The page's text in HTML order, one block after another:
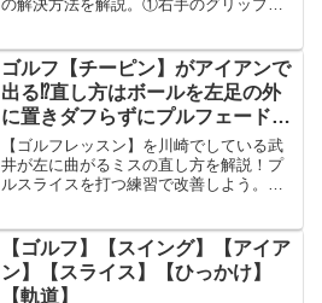
#shorts #ゴルフチーピン#ゴルフ
の解決方法を解説。①右手のグリップを
イゴルフ尻手川崎店でのゴルフレッス
ン。＜【公式LINE】で問...
ゴルフ【チーピン】がアイアンで
出る⁉︎直し方はボールを左足の外
に置きダフらずにプルフェードを
打つ。ダウンブローでアウトサイ
ドインにフォローを低く出す
#shorts #ゴルフチーピン #チー
【ゴルフレッスン】を川崎でしている武
井が左に曲がるミスの直し方を解説！プ
ルスライスを打つ練習で改善しよう。①
下振り抜いて終わるつもりオールデイゴ
ルフ尻手川崎店でのゴルフ...
【ゴルフ】【スイング】【アイア
ン】【スライス】【ひっかけ】
【軌道】